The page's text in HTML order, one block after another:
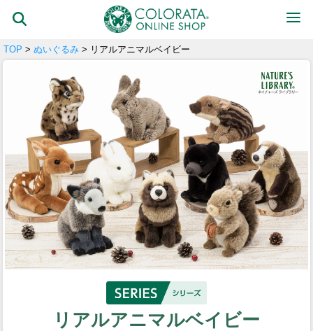
TOP > ぬいぐるみ > リアルアニマルベイビー
リアルアニマルベイビー